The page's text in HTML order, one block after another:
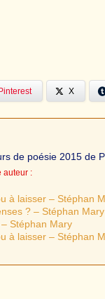
X
de poésie 2015 de
auteur :
à laisser – Stéphan
? – Stéphan Mary
Stéphan Mary
à laisser – Stéphan